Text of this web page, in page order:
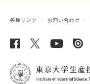
各種リンク お問い合わせ